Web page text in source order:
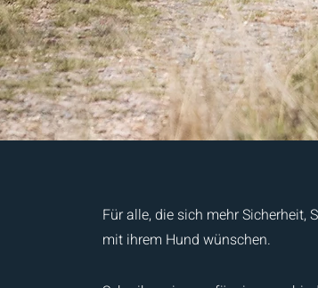
Für alle, die sich mehr
mit ihrem Hund wünschen.